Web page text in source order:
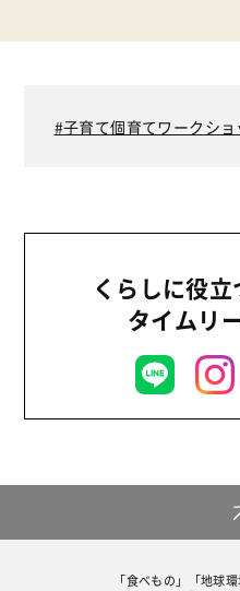
食育
子育て個育てワークショ
くらしに役
タイムリ
「食べもの」「地球